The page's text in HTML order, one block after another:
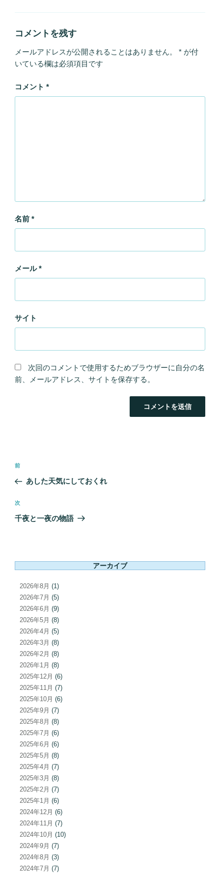
ー
コメントを残す
メールアドレスが公開されることはありません。 * が付
いている欄は必須項目です
コメント *
名前 *
メール*
サイト
次回のコメントで使用するためブラウザーに自分の名
前、メールアドレス、サイトを保存する。
ナ
ビ
ー
ン
前
の
稿
前
あした天気にしておくれ
次
の
次
千夜と一夜の物語
アーカイブ
2026年8月 (1)
2026年7月 (5)
2026年6月 (9)
2026年5月 (8)
2026年4月 (5)
2026年3月 (8)
2026年2月 (8)
2026年1月 (8)
2025年12月 (6)
2025年11月 (7)
2025年10月 (6)
2025年9月 (7)
2025年8月 (8)
2025年7月 (6)
2025年6月 (6)
2025年5月 (8)
2025年4月 (7)
2025年3月 (8)
2025年2月 (7)
2025年1月 (6)
2024年12月 (6)
2024年11月 (7)
2024年10月 (10)
2024年9月 (7)
2024年8月 (3)
2024年7月 (7)